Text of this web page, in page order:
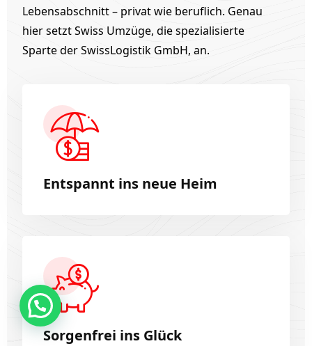
Lebensabschnitt – privat wie beruflich. Genau
hier setzt Swiss Umzüge, die spezialisierte
Sparte der SwissLogistik GmbH, an.
Entspannt ins neue Heim
Sorgenfrei ins Glück